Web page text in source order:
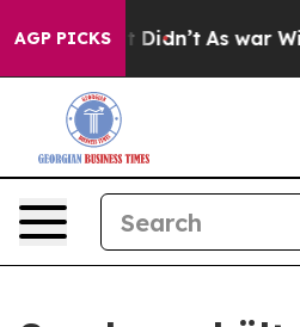
AGP PICKS
Well, it Didn’t As war With